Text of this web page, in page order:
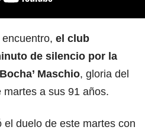
el club
de silencio por la
Maschio, gloria del
a sus 91 años.
el duelo de este martes con